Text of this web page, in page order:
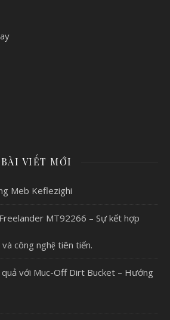
BÀI VIẾT MỚI
Meb Keflezighi
MT92266 – Sự kết hợp
công nghệ tiên tiến.
quả với Muc-Off Dirt Bucket – Hướng